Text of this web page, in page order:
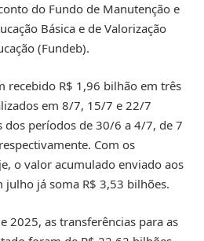
do Fundo de Manutenção e
Básica e de Valorização
(Fundeb).
recebido R$ 1,96 bilhão em três
em 8/7, 15/7 e 22/7
dos períodos de 30/6 a 4/7, de 7
Com os
o valor acumulado enviado aos
já soma R$ 3,53 bilhões.
2025, as transferências para as